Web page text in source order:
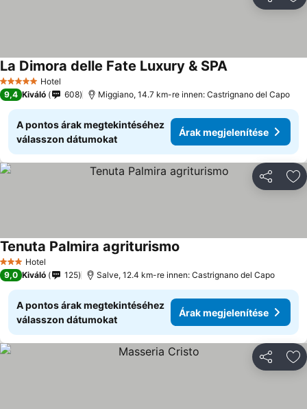
5 KategóriaHotel
La Dimora delle Fate Luxury & SPA
9,4 Kiváló 608 Miggiano, 14.7 km-re innen: Castrignano del Capo
A pontos árak megtekintéséhez
válasszon dátumokat
Árak megjelenítése
3 Kategória
Hotel
Tenuta Palmira agriturismo
9,0 Kiváló 125 Salve, 12.4 km-re innen: Castrignano del Capo
A pontos árak megtekintéséhez
válasszon dátumokat
Árak megjelenítése